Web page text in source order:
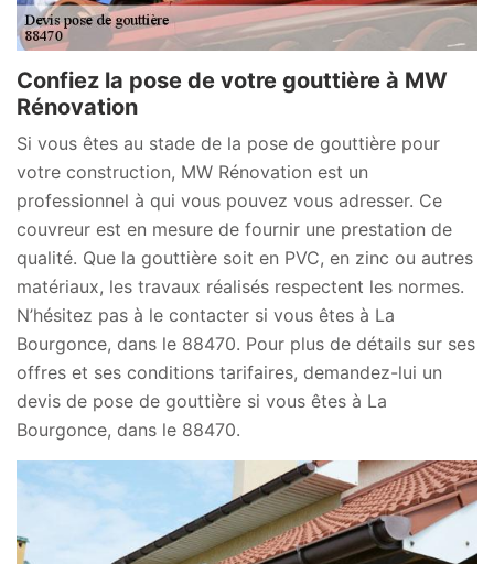
Confiez la pose de votre gouttière à MW
Rénovation
Si vous êtes au stade de la pose de gouttière pour
votre construction, MW Rénovation est un
professionnel à qui vous pouvez vous adresser. Ce
couvreur est en mesure de fournir une prestation de
qualité. Que la gouttière soit en PVC, en zinc ou autres
matériaux, les travaux réalisés respectent les normes.
N’hésitez pas à le contacter si vous êtes à La
Bourgonce, dans le 88470. Pour plus de détails sur ses
offres et ses conditions tarifaires, demandez-lui un
devis de pose de gouttière si vous êtes à La
Bourgonce, dans le 88470.